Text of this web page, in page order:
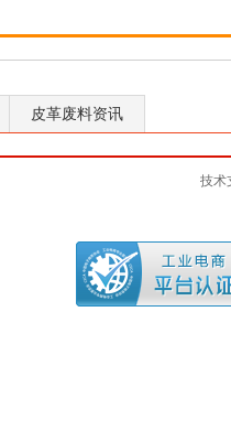
皮革废料资讯
技术